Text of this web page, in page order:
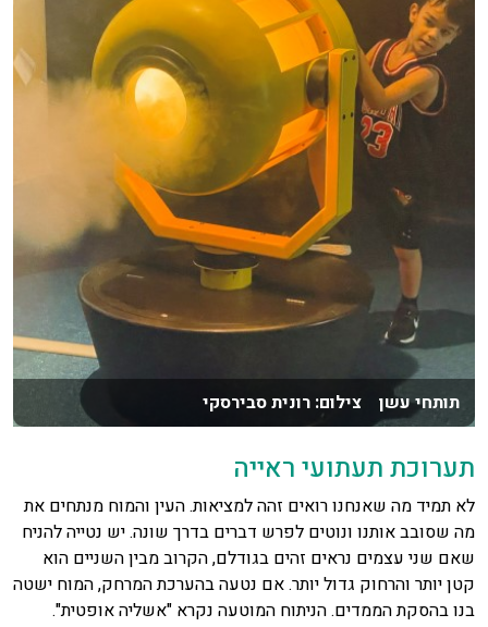
תותחי עשן צילום: רונית סבירסקי
תערוכת תעתועי ראייה
לא תמיד מה שאנחנו רואים זהה למציאות. העין והמוח מנתחים את
מה שסובב אותנו ונוטים לפרש דברים בדרך שונה. יש נטייה להניח
שאם שני עצמים נראים זהים בגודלם, הקרוב מבין השניים הוא
קטן יותר והרחוק גדול יותר. אם נטעה בהערכת המרחק, המוח ישטה
בנו בהסקת הממדים. הניתוח המוטעה נקרא "אשליה אופטית".